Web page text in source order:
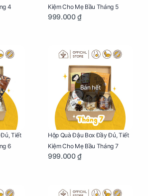
4
Kiệm Cho Mẹ Bầu Tháng 5
999.000 ₫
Tiết
6
Bán hết
Hộp Quà Đậu Box Đầy Đủ, Tiết
Kiệm Cho Mẹ Bầu Tháng 7
999.000 ₫